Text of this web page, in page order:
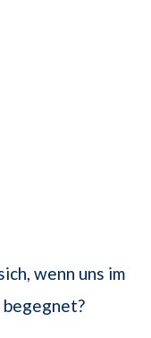
wenn uns im
begegnet?